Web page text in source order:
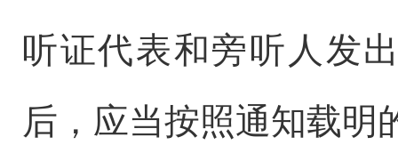
听证代表和旁听人发
后，应当按照通知载明